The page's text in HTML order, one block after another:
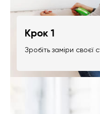
Крок 1
Зробіть заміри своєї